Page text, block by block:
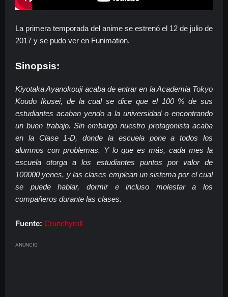
La primera temporada del anime se estrenó el 12 de julio de
2017 y se pudo ver en Funimation.
Sinopsis:
Kiyotaka Ayanokouji acaba de entrar en la Academia Tokyo
Koudo Ikusei, de la cual se dice que el 100 % de sus
estudiantes acaban yendo a la universidad o encontrando
un buen trabajo. Sin embargo nuestro protagonista acaba
en la Clase 1-D, donde la escuela pone a todos los
alumnos con problemas. Y lo que es más, cada mes la
escuela otorga a los estudiantes puntos por valor de
100000 yenes, y las clases emplean un sistema por el cual
se puede hablar, dormir e incluso molestar a los
compañeros durante las clases.
Fuente: Crunchyroll
ANUNCIO